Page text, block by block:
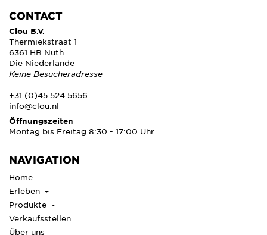
CONTACT
Clou B.V.
Thermiekstraat 1
6361 HB Nuth
Die Niederlande
Keine Besucheradresse
+31 (0)45 524 5656
info@clou.nl
Öffnungszeiten
Montag bis Freitag 8:30 - 17:00 Uhr
NAVIGATION
Home
Erleben
Produkte
Verkaufsstellen
Über uns